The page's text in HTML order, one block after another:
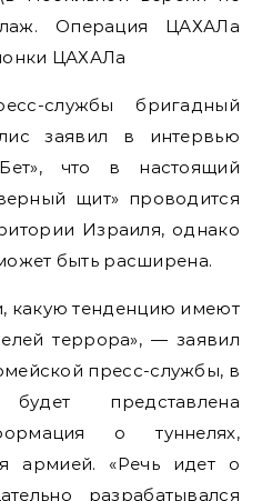
Операция ЦАХАЛа
ЦАХАЛа
службы бригадный
заявил в интервью
что в настоящий
щит» проводится
Израиля, однако
быть расширена.
какую тенденцию имеют
террора», — заявил
пресс-службы, в
представлена
о туннелях,
армией. «Речь идет о
разрабатывался